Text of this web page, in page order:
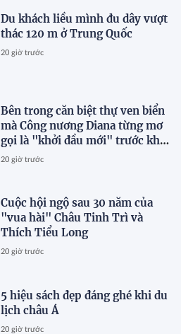
Du khách liều mình đu dây vượt
thác 120 m ở Trung Quốc
20 giờ trước
Bên trong căn biệt thự ven biển
mà Công nương Diana từng mơ
gọi là "khởi đầu mới" trước khi
qua đời vài tháng
20 giờ trước
Cuộc hội ngộ sau 30 năm của
"vua hài" Châu Tinh Trì và
Thích Tiểu Long
20 giờ trước
5 hiệu sách đẹp đáng ghé khi du
lịch châu Á
20 giờ trước